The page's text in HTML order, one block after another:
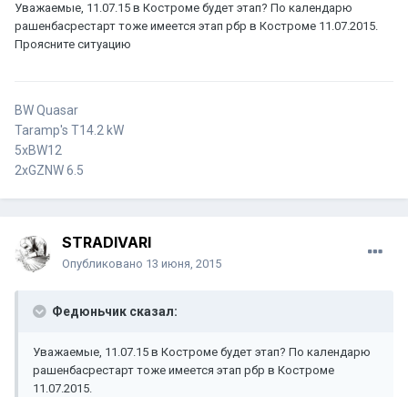
Уважаемые, 11.07.15 в Костроме будет этап? По календарю
рашенбасрестарт тоже имеется этап рбр в Костроме 11.07.2015.
Проясните ситуацию
BW Quasar
Taramp's T14.2 kW
5xBW12
2xGZNW 6.5
STRADIVARI
Опубликовано 13 июня, 2015
Федюньчик сказал:
Уважаемые, 11.07.15 в Костроме будет этап? По календарю
рашенбасрестарт тоже имеется этап рбр в Костроме
11.07.2015.